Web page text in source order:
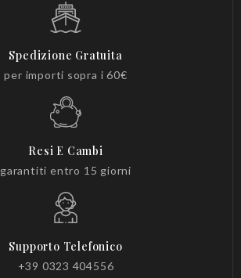
Spedizione Gratuita
per importi sopra i 60€
Resi E Cambi
garantiti entro 15 giorni
Supporto Telefonico
+39 0323 404556